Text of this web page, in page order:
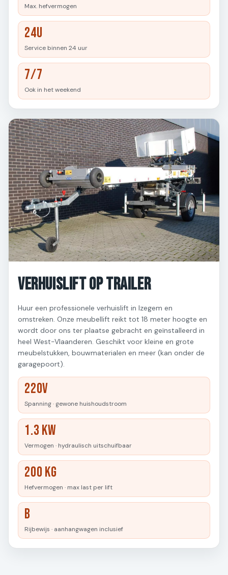
Max. hefvermogen
24U
Service binnen 24 uur
7/7
Ook in het weekend
Verhuislift op Trailer
Huur een professionele verhuislift in Izegem en
omstreken. Onze meubellift reikt tot 18 meter hoogte en
wordt door ons ter plaatse gebracht en geïnstalleerd in
heel West-Vlaanderen. Geschikt voor kleine en grote
meubelstukken, bouwmaterialen en meer (kan onder de
garagepoort).
220V
Spanning · gewone huishoudstroom
1.3 kW
Vermogen · hydraulisch uitschuifbaar
200 kg
Hefvermogen · max last per lift
B
Rijbewijs · aanhangwagen inclusief